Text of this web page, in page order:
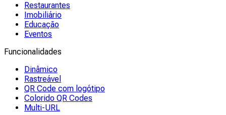
Restaurantes
Imobiliário
Educação
Eventos
Funcionalidades
Dinâmico
Rastreável
QR Code com logótipo
Colorido QR Codes
Multi-URL